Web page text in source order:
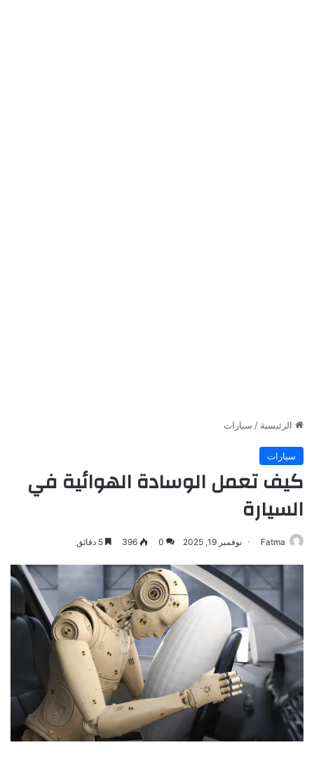
الرئيسية / سيارات
سيارات
كيف تعمل الوسادة الهوائية في
السيارة
Fatma نوفمبر 19, 2025 0
396